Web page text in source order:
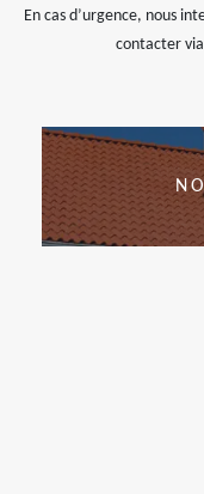
En cas d’urgence, nous
contacter